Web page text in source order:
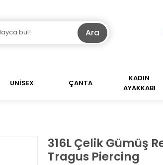
Ara
UNİSEX ÇANTA
KADIN
AYAKKABI
316L Çelik Gümüş
Tragus Piercing